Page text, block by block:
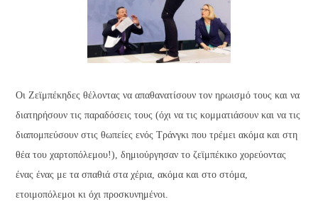
Οι Ζεϊμπέκηδες θέλοντας να απαθανατίσουν τον ηρωισμό τους και να
διατηρήσουν τις παραδόσεις τους (όχι να τις κομματιάσουν και να τις
διαπομπεύσουν στις θωπείες ενός Τράνγκι που τρέμει ακόμα και στη
θέα του χαρτοπόλεμου!), δημιούργησαν το ζεϊμπέκικο χορεύοντας
ένας ένας με τα σπαθιά στα χέρια, ακόμα και στο στόμα,
ετοιμοπόλεμοι κι όχι προσκυνημένοι.